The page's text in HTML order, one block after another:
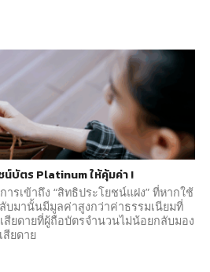
น์บัตร Platinum ให้คุ้มค่า !
รเข้าถึง “สิทธิประโยชน์แฝง” ที่หากใช้
บมานั้นมีมูลค่าสูงกว่าค่าธรรมเนียมที่
สียดายที่ผู้ถือบัตรจำนวนไม่น้อยกลับมอง
สียดาย